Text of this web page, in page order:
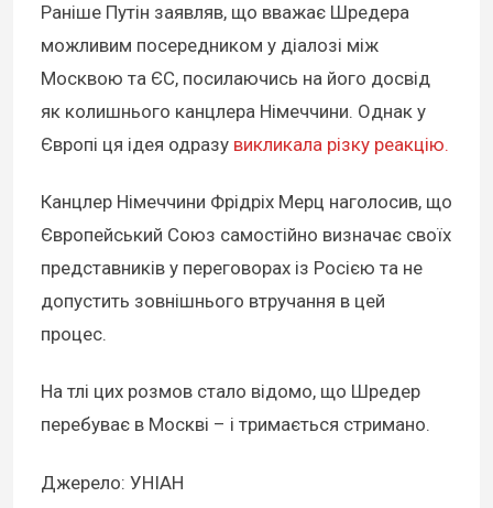
Раніше Путін заявляв, що вважає Шредера
можливим посередником у діалозі між
Москвою та ЄС, посилаючись на його досвід
як колишнього канцлера Німеччини. Однак у
Європі ця ідея одразу викликала різку реакцію.
Канцлер Німеччини Фрідріх Мерц наголосив, що
Європейський Союз самостійно визначає своїх
представників у переговорах із Росією та не
допустить зовнішнього втручання в цей
процес.
На тлі цих розмов стало відомо, що Шредер
перебуває в Москві – і тримається стримано.
Джерело: УНІАН